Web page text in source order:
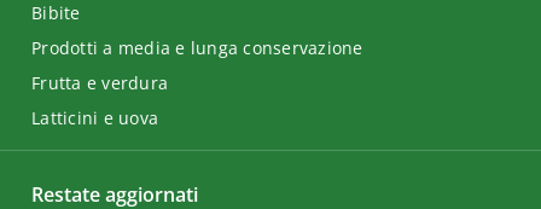
Bibite
Prodotti a media e lunga conservazione
Frutta e verdura
Latticini e uova
Restate aggiornati